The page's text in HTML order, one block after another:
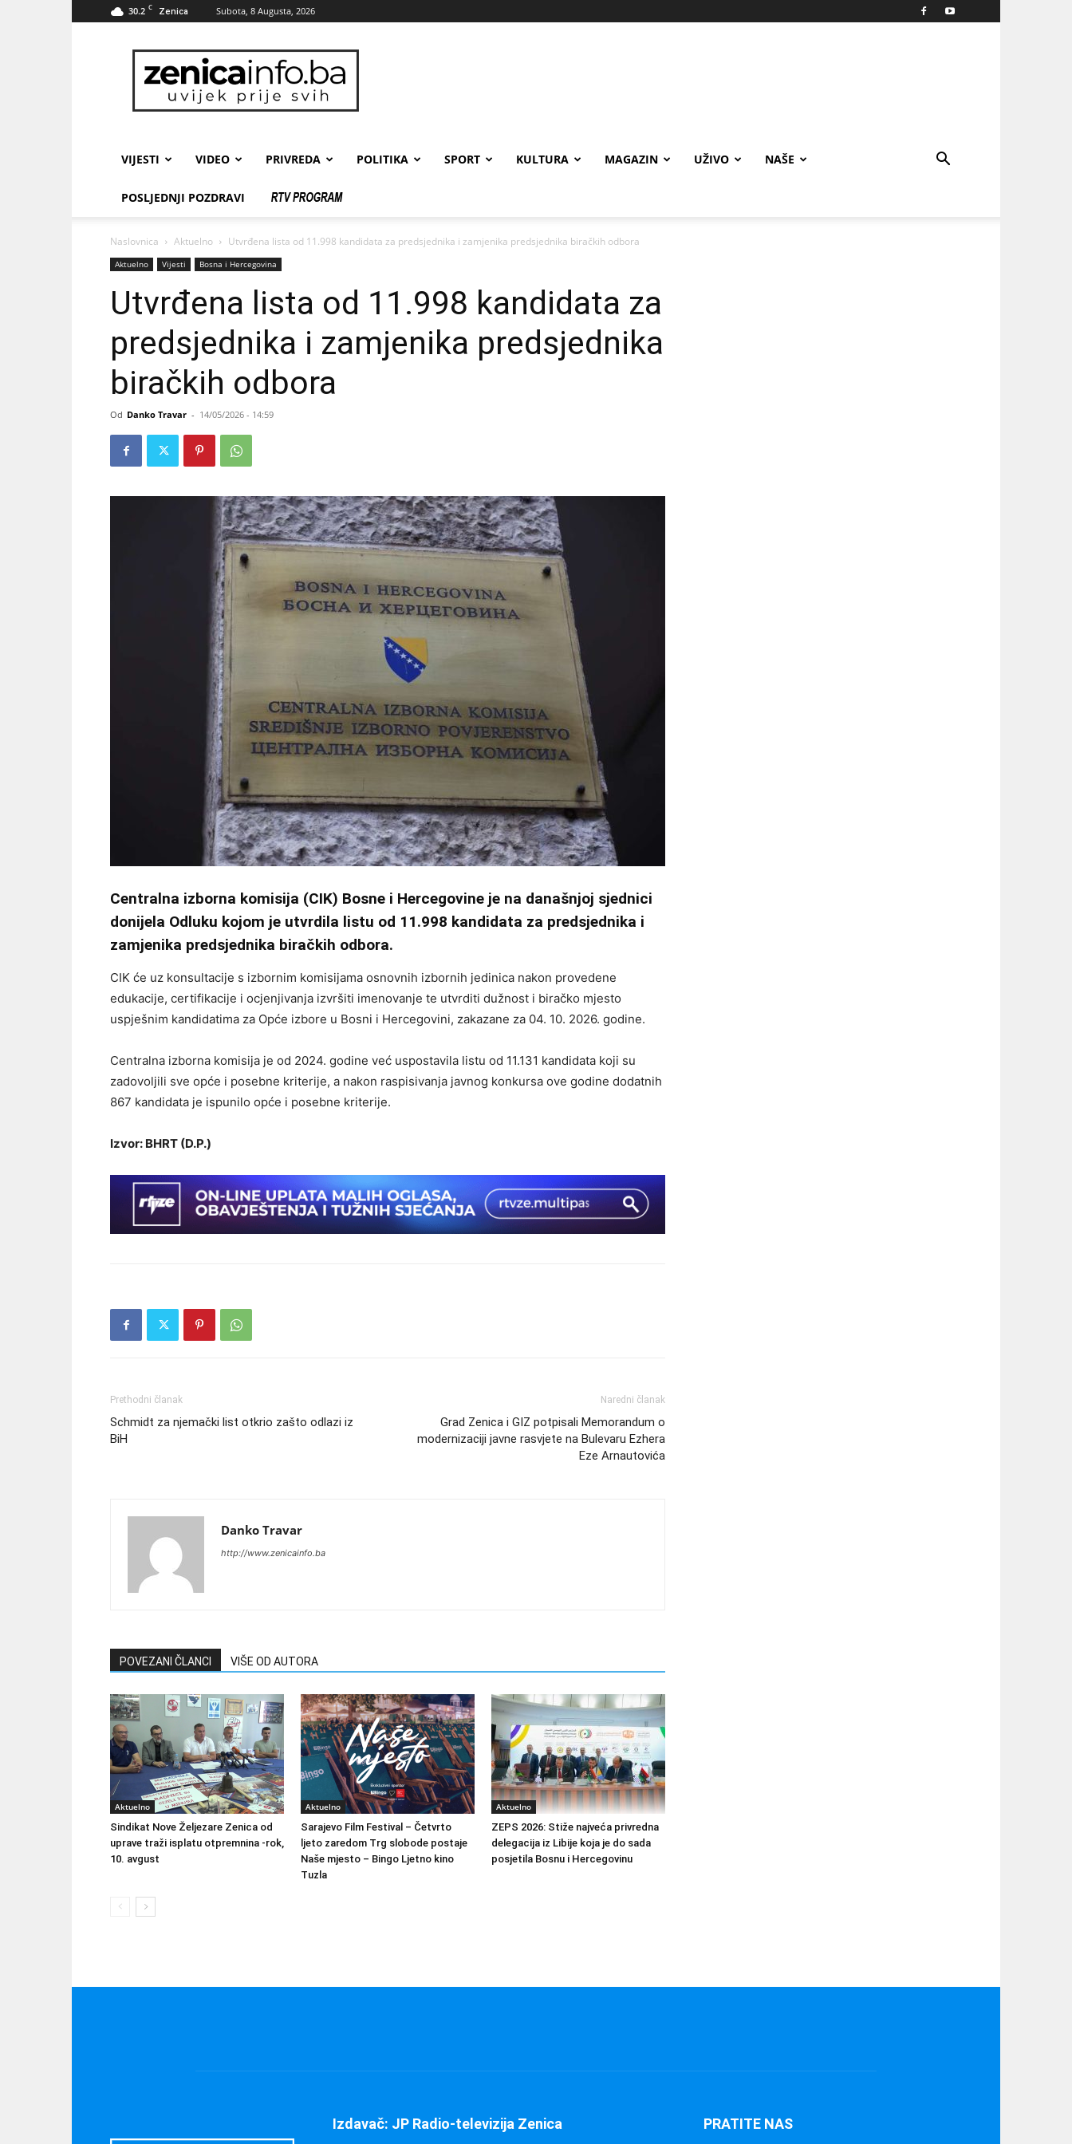
30.2 C Zenica Subota, 8 Augusta, 2026
zenicainfo.ba
VIJESTI VIDEO PRIVREDA POLITIKA SPORT KULTURA MAGAZIN UŽIVO NAŠE
POSLJEDNJI POZDRAVI
Naslovnica Aktuelno Utvrđena lista od 11.998 kandidata za predsjednika i zamjenika predsjednika biračkih odbora
Aktuelno Vijesti Bosna i Hercegovina
Utvrđena lista od 11.998 kandidata za
predsjednika i zamjenika predsjednika
biračkih odbora
Od Danko Travar - 14/05/2026 - 14:59
Centralna izborna komisija (CIK) Bosne i Hercegovine je na današnjoj sjednici
donijela Odluku kojom je utvrdila listu od 11.998 kandidata za predsjednika i
zamjenika predsjednika biračkih odbora.
CIK će uz konsultacije s izbornim komisijama osnovnih izbornih jedinica nakon provedene
edukacije, certifikacije i ocjenjivanja izvršiti imenovanje te utvrditi dužnost i biračko mjesto
uspješnim kandidatima za Opće izbore u Bosni i Hercegovini, zakazane za 04. 10. 2026. godine.
Centralna izborna komisija je od 2024. godine već uspostavila listu od 11.131 kandidata koji su
zadovoljili sve opće i posebne kriterije, a nakon raspisivanja javnog konkursa ove godine dodatnih
867 kandidata je ispunilo opće i posebne kriterije.
Izvor: BHRT (D.P.)
Prethodni članak
Schmidt za njemački list otkrio zašto odlazi iz
BiH
Naredni članak
Grad Zenica i GIZ potpisali Memorandum o
modernizaciji javne rasvjete na Bulevaru Ezhera
Eze Arnautovića
Danko Travar
http://www.zenicainfo.ba
POVEZANI ČLANCI VIŠE OD AUTORA
Aktuelno
Sindikat Nove Željezare Zenica od
uprave traži isplatu otpremnina -rok,
10. avgust
Aktuelno
Sarajevo Film Festival – Četvrto
ljeto zaredom Trg slobode postaje
Naše mjesto – Bingo Ljetno kino
Tuzla
Aktuelno
ZEPS 2026: Stiže najveća privredna
delegacija iz Libije koja je do sada
posjetila Bosnu i Hercegovinu
Izdavač: JP Radio-televizija Zenica PRATITE NAS